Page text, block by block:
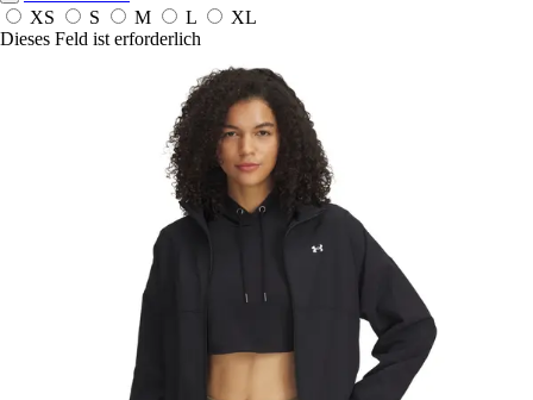
XS
S M L
XL
Dieses Feld ist erforderlich